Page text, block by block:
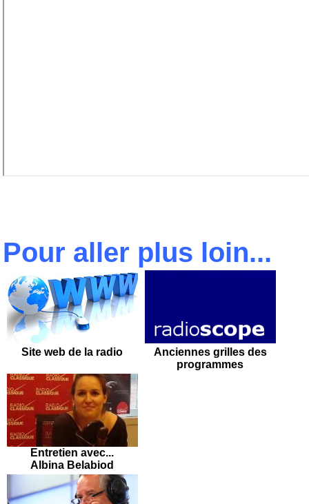
Pour aller plus loin...
Site web de la radio Anciennes grilles des
programmes
Entretien avec...
Albina Belabiod